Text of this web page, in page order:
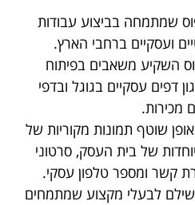
שמתמחה בביצוע עבודות
ועסקיים ברחבי הארץ.
השקיע משאבים בפיתוח
דפים עסקיים בגוגל ובדפי
מכירות.
שוטף תמונות מקוריות של
של בית העסק, סרטוני
קשר ומספר טלפון עסקי.
לבעלי מקצוע שמתמחים